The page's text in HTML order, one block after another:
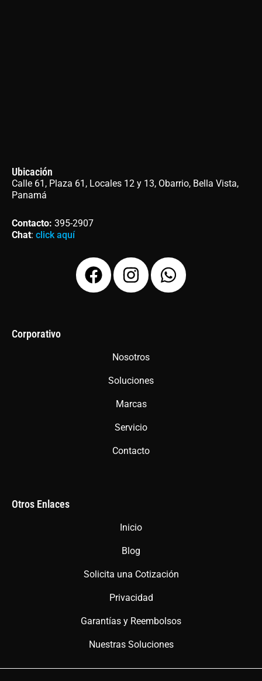
Ubicación
Calle 61, Plaza 61, Locales 12 y 13, Obarrio, Bella Vista,
Panamá
Contacto: 395-2907
Chat: click aquí
F
a
I
n
g
a
m
W
h
Corporativo
Nosotros
Soluciones
Marcas
Servicio
Contacto
Otros Enlaces
Inicio
Blog
Solicita una Cotización
Privacidad
Garantías y Reembolsos
Nuestras Soluciones